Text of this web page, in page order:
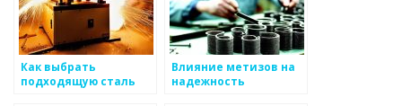
Как выбрать
подходящую сталь
Влияние метизов на
надежность